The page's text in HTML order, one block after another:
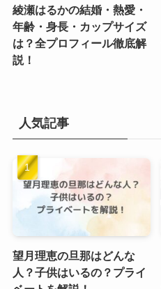
綾瀬はるかの結婚・熱愛・
年齢・身長・カップサイズ
は？全プロフィール徹底解
説！
人気記事
望月理恵の旦那はどんな
人？子供はいるの？プライ